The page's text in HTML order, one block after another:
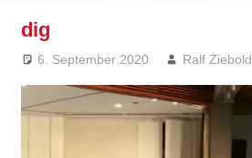
dig
6. September 2020 Ralf Ziebold